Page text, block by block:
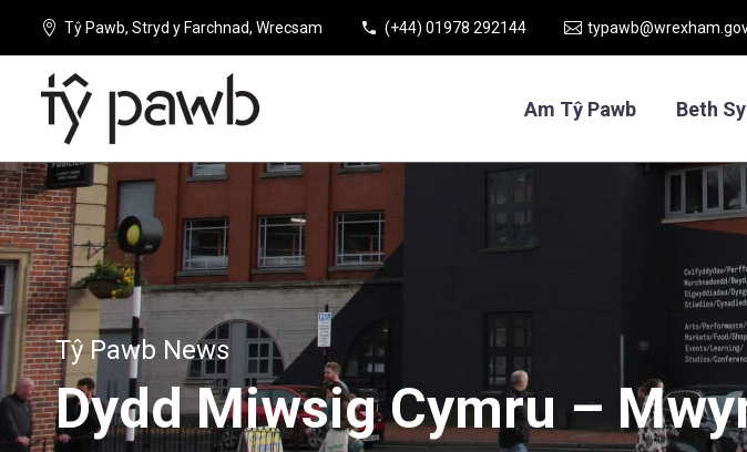
Tŷ Pawb, Stryd y Farchnad, Wrecsam (+44) 01978 292144
Am Tŷ Pawb Beth
Tŷ Pawb News
Dydd Miwsig Cymru –